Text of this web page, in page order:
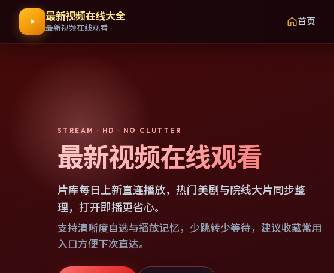
最新视频在线大全
最新视频在线观看
首页
STREAM · HD · NO CLUTTER
最新视频在线观看
片库每日上新直连播放，热门美剧与院线大片同步整
理，打开即播更省心。
支持清晰度自选与播放记忆，少跳转少等待，建议收藏常用
入口方便下次直达。